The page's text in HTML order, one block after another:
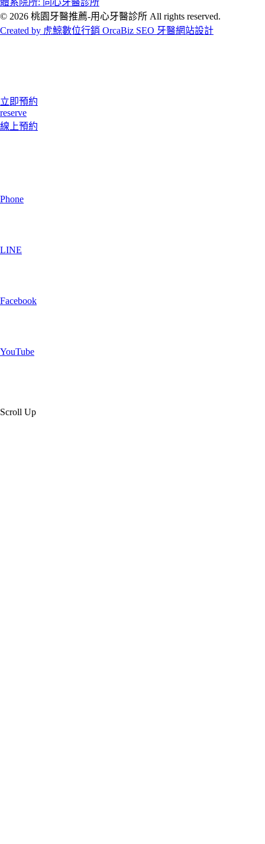
© 2026 桃園牙醫推薦-用心牙醫診所 All rights reserved.
Created by 虎鯨數位行銷 OrcaBiz SEO 牙醫網站設計
立即預約
reserve
線上預約
Phone
LINE
Facebook
YouTube
Scroll Up